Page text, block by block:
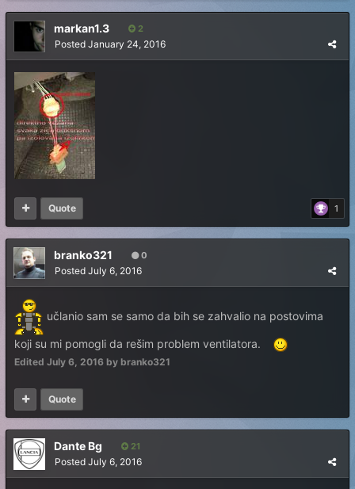
markan1.3 2
Posted January 24, 2016
1
Quote
branko321 0
Posted July 6, 2016
učlanio sam se samo da bih se zahvalio na postovima
koji su mi pomogli da rešim problem ventilatora.
Edited July 6, 2016 by branko321
Quote
Dante Bg 21
Posted July 6, 2016